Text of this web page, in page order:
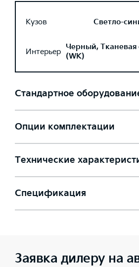
Кузов Светло-
Интерьер Черный, Тканевая
(WK)
Стандартное
Опции комплектации
Технические
Спецификация
Заявка дилеру на